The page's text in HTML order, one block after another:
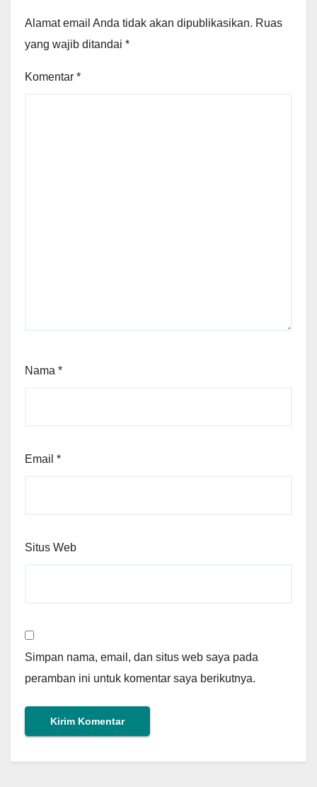
Alamat email Anda tidak akan dipublikasikan. Ruas
yang wajib ditandai *
Komentar *
Nama *
Email *
Situs Web
Simpan nama, email, dan situs web saya pada
peramban ini untuk komentar saya berikutnya.